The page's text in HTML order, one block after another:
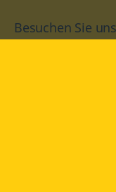
Besuchen Sie